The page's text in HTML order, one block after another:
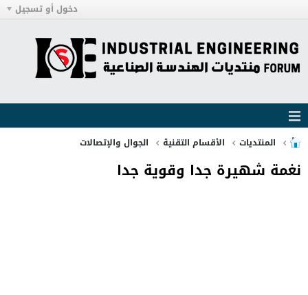
دخول أو تسجيل
المنتديات الأقسام التقنية الجوال والإتصالات
نغمة شهيرة جدا وقوية جدا